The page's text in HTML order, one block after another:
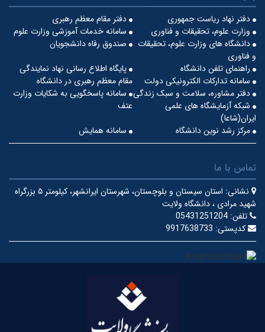
دفتر مقام معظم رهبری
دفتر نهاد ریاست جمهوری
سامانه خدمات آموزشی وزارت علوم
وزارت علوم، تحقیقات و فناوری
صندوق رفاه دانشجویان
دانشگاه های وزارت علوم، تحقیقات
و فناوری
پایگاه اطلاع رسانی نهاد نمایندگی
مقام معظم رهبری در دانشگاه
راهنمای تلفن دانشگاه
سامانه تدارکات الکترونیکی دولت
سامانه پاسخگویی به شکایات وزارت
عتف
دفتر مشاوره، سلامت و سبک زندگی
شبکه آزمایشگاه های علمی
ایران(شاعا)
سامانه همایش
مرکز رشد نوین دانشگاه
تماس با ما
نشانی:
استان سیستان و بلوچستان، شهرستان ایرانشهر، کیلومتر ۵ بزرگراه
شهید مرادی ، دانشگاه ولایت
تلفن: 05431251204
کدپستی: 9917638733